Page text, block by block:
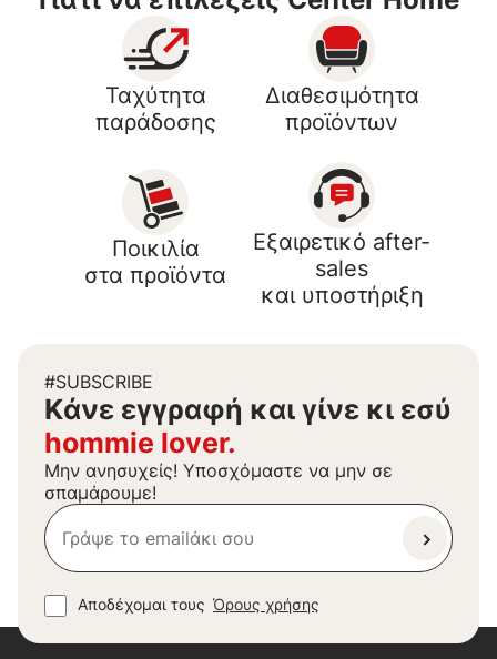
Ταχύτητα
παράδοσης
Διαθεσιμότητα
προϊόντων
Ποικιλία
στα προϊόντα
Εξαιρετικό after-
sales
και υποστήριξη
#SUBSCRIBE
Kάνε εγγραφή και γίνε κι εσύ
hommie lover.
Μην ανησυχείς! Υποσχόμαστε να μην σε
σπαμάρουμε!
Αποδέχομαι τους Όρους χρήσης